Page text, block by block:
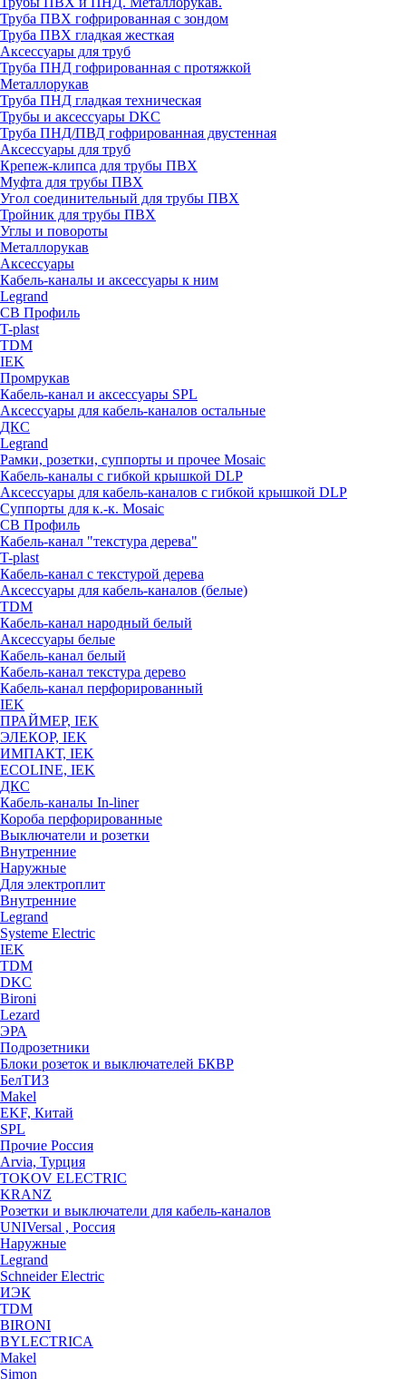
Труба ПВХ гофрированная с зондом
Труба ПВХ гладкая жесткая
Аксессуары для труб
Труба ПНД гофрированная с протяжкой
Металлорукав
Труба ПНД гладкая техническая
Трубы и аксессуары DKC
Труба ПНД/ПВД гофрированная двустенная
Аксессуары для труб
Крепеж-клипса для трубы ПВХ
Муфта для трубы ПВХ
Угол соединительный для трубы ПВХ
Тройник для трубы ПВХ
Углы и повороты
Металлорукав
Аксессуары
Кабель-каналы и аксессуары к ним
Legrand
СВ Профиль
T-plast
TDM
IEK
Промрукав
Кабель-канал и аксессуары SPL
Аксессуары для кабель-каналов остальные
ДКС
Legrand
Рамки, розетки, суппорты и прочее Mosaic
Кабель-каналы с гибкой крышкой DLP
Аксессуары для кабель-каналов с гибкой крышкой DLP
Суппорты для к.-к. Mosaic
СВ Профиль
Кабель-канал "текстура дерева"
T-plast
Кабель-канал с текстурой дерева
Аксессуары для кабель-каналов (белые)
TDM
Кабель-канал народный белый
Аксессуары белые
Кабель-канал белый
Кабель-канал текстура дерево
Кабель-канал перфорированный
IEK
ПРАЙМЕР, IEK
ЭЛЕКОР, IEK
ИМПАКТ, IEK
ECOLINE, IEK
ДКС
Кабель-каналы In-liner
Короба перфорированные
Выключатели и розетки
Внутренние
Наружные
Для электроплит
Внутренние
Legrand
Systeme Electric
IEK
TDM
DKC
Bironi
Lezard
ЭРА
Подрозетники
Блоки розеток и выключателей БКВР
БелТИЗ
Makel
EKF, Китай
SPL
Прочие Россия
Arvia, Турция
TOKOV ELECTRIC
KRANZ
Розетки и выключатели для кабель-каналов
UNIVersal , Россия
Наружные
Legrand
Schneider Electric
ИЭК
TDM
BIRONI
BYLECTRICA
Makel
Simon